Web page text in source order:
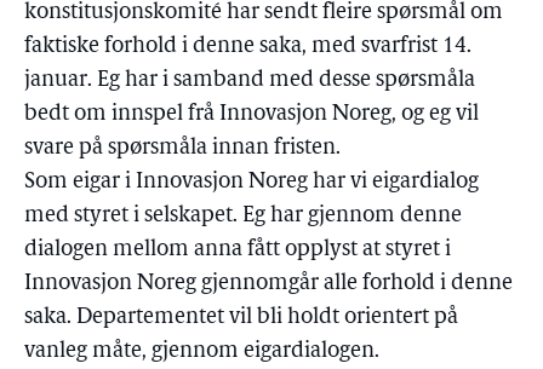
konstitusjonskomité har sendt fleire spørsmål om
faktiske forhold i denne saka, med svarfrist 14.
januar. Eg har i samband med desse spørsmåla
bedt om innspel frå Innovasjon Noreg, og eg vil
svare på spørsmåla innan fristen.
Som eigar i Innovasjon Noreg har vi eigardialog
med styret i selskapet. Eg har gjennom denne
dialogen mellom anna fått opplyst at styret i
Innovasjon Noreg gjennomgår alle forhold i denne
saka. Departementet vil bli holdt orientert på
vanleg måte, gjennom eigardialogen.